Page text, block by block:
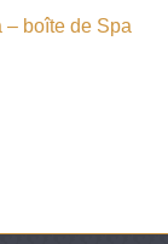
– boîte de Spa